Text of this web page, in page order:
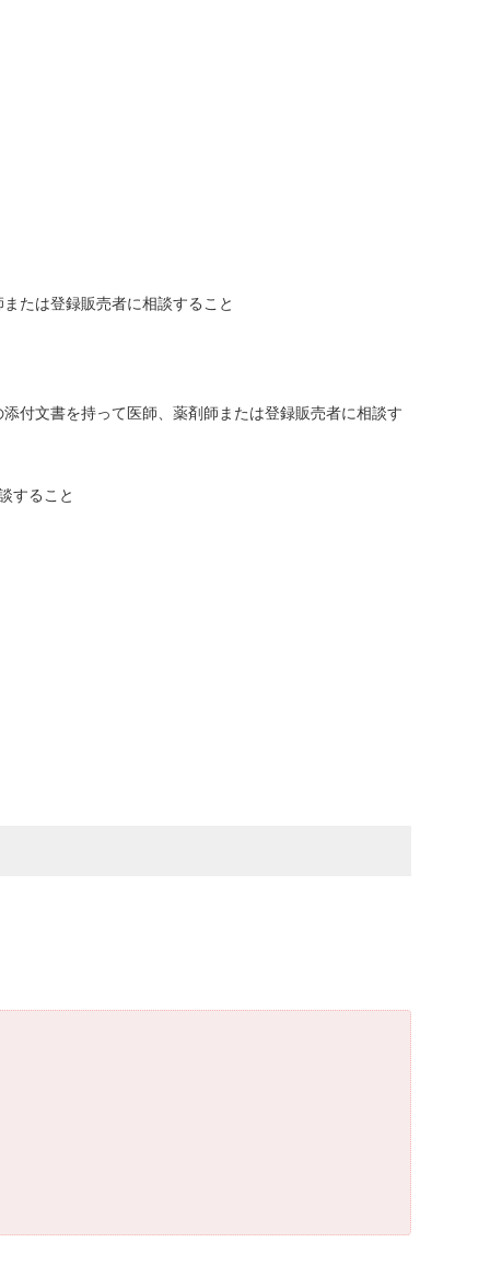
たは登録販売者に相談すること
付文書を持って医師、薬剤師または登録販売者に相談す
すること